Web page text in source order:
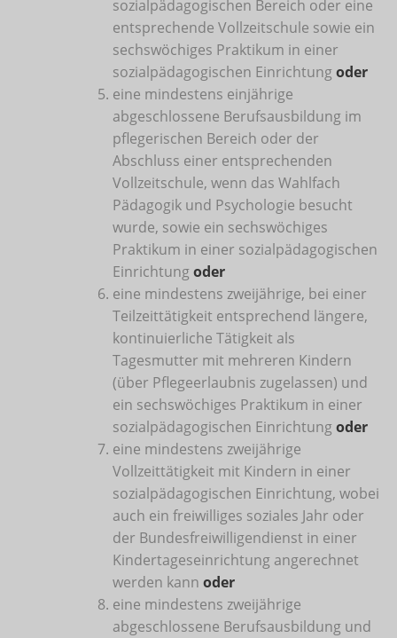
sozialpädagogischen Bereich oder eine
entsprechende Vollzeitschule sowie ein
sechswöchiges Praktikum in einer
sozialpädagogischen Einrichtungoder
eine mindestens einjährige
abgeschlossene Berufsausbildung im
pflegerischen Bereich oder der
Abschluss einer entsprechenden
Vollzeitschule, wenn das Wahlfach
Pädagogik und Psychologie besucht
wurde, sowie ein sechswöchiges
Praktikum in einer sozialpädagogischen
Einrichtungoder
eine mindestens zweijährige, bei einer
Teilzeittätigkeit entsprechend längere,
kontinuierliche Tätigkeit als
Tagesmutter mit mehreren Kindern
(über Pflegeerlaubnis zugelassen) und
ein sechswöchiges Praktikum in einer
sozialpädagogischen Einrichtungoder
eine mindestens zweijährige
Vollzeittätigkeit mit Kindern in einer
sozialpädagogischen Einrichtung, wobei
auch ein freiwilliges soziales Jahr oder
der Bundesfreiwilligendienst in einer
Kindertageseinrichtung angerechnet
werden kann oder
eine mindestens zweijährige
abgeschlossene Berufsausbildung und